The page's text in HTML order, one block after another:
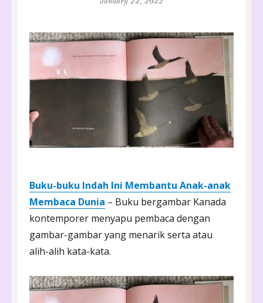
Buku-buku Indah Ini Membantu Anak-anak
Membaca Dunia – Buku bergambar Kanada
kontemporer menyapu pembaca dengan
gambar-gambar yang menarik serta atau
alih-alih kata-kata.